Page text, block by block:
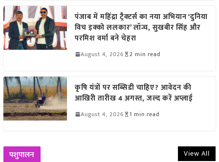
पंजाब में महिंद्रा ट्रैक्टर्स का नया अभियान ‘दुनिया
विच इक्को ललकार’ लॉन्च, सुखबीर सिंह और
परमिश वर्मा बने चेहरा
August 4, 2026 2 min read
कृषि यंत्रों पर सब्सिडी चाहिए? आवेदन की
आखिरी तारीख 4 अगस्त, जल्द करें अप्लाई
August 4, 2026 1 min read
पशुपालन View All